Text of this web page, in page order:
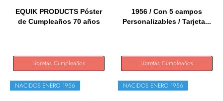
EQUIK PRODUCTS Póster
de Cumpleaños 70 años
Libretas Cumpleaños
1956 / Con 5 campos
Personalizables / Tarjeta...
Libretas Cumpleaños
NACIDOS ENERO 1956 NACIDOS ENERO 1956